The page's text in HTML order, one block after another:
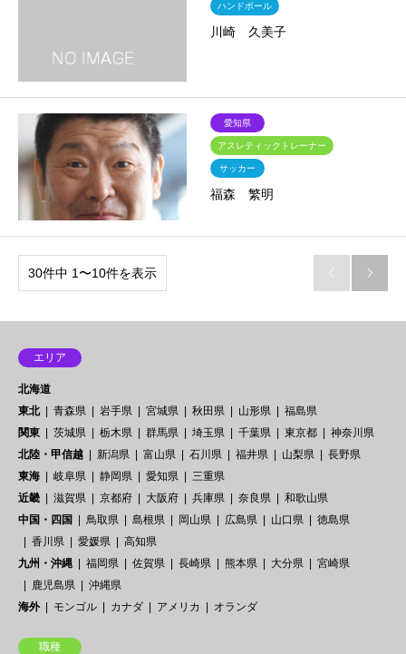
ハンドボール
川崎 久美子
愛知県
アスレティックトレーナー
サッカー
福森 繁明
30件中 1〜10件を表示  
エリア
北海道
東北
青森県 岩手県 宮城県 秋田県 山形県
福島県
関東
茨城県 栃木県 群馬県 埼玉県 千葉県 東京都
神奈川県
北陸・甲信越
新潟県 富山県 石川県 福井県 山梨県
長野県
東海
岐阜県 静岡県 愛知県
三重県
近畿
滋賀県 京都府 大阪府 兵庫県 奈良県
和歌山県
中国・四国
鳥取県 島根県 岡山県 広島県 山口県
徳島県
香川県
愛媛県
高知県
九州・沖縄
福岡県 佐賀県 長崎県 熊本県 大分県
宮崎県
鹿児島県
沖縄県
海外
モンゴル カナダ アメリカ オランダ
職種